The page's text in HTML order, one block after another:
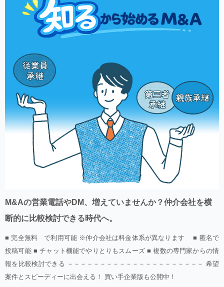
M&Aの営業電話やDM、増えていませんか？仲介会社を横
断的に比較検討できる時代へ。
■ 完全無料 で利用可能 ※仲介会社は料金体系が異なります ■ 匿名で
投稿可能 ■ チャット機能でやりとりもスムーズ ■ 複数の専門家からの情
報を比較検討できる －－－－－－－－－－－－－－－－－－－－－ 希望
案件とスピーディーに出会える！ 買い手企業版も公開中！